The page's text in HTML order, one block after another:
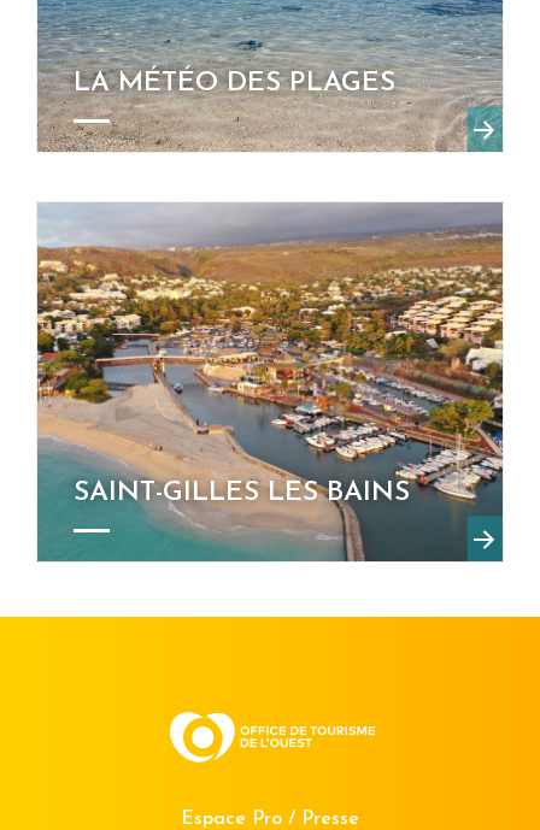
LA MÉTÉO DES PLAGES
SAINT-GILLES LES BAINS
Espace Pro / Presse